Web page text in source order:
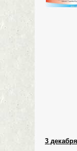
3 декабря